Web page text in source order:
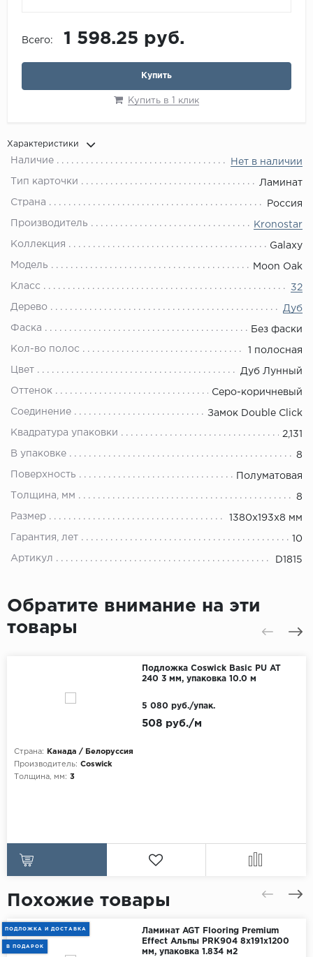
Всего: 1 598.25 руб.
Купить
Купить в 1 клик
Характеристики
Наличие Нет в наличии
Тип карточки Ламинат
Страна Россия
Производитель Kronostar
Коллекция Galaxy
Модель Moon Oak
Класс 32
Дерево Дуб
Фаска Без фаски
Кол-во полос 1 полосная
Цвет Дуб Лунный
Оттенок Серо-коричневый
Соединение Замок Double Click
Квадратура упаковки 2,131
В упаковке 8
Поверхность Полуматовая
Толщина, мм 8
Размер 1380x193x8 мм
Гарантия, лет 10
Артикул D1815
Обратите внимание на эти
товары
Подложка Coswick Basic PU AT
240 3 мм, упаковка 10.0 м
Страна:
Канада / Белоруссия
Производитель: Coswick
Толщина, мм: 3
508 руб./м
5 080 руб./упак.
Похожие товары
ПОДЛОЖКА И ДОСТАВКА
В ПОДАРОК
Ламинат AGT Flooring Premium
Effect Альпы PRK904 8x191x1200
мм, упаковка 1.834 м2